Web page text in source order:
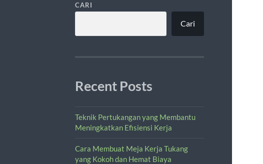
CARI
Cari
Recent Posts
Teknik Pertukangan yang Membantu
Meningkatkan Efisiensi Kerja
Cara Membuat Meja Kerja Tukang
yang Kokoh dan Hemat Biaya